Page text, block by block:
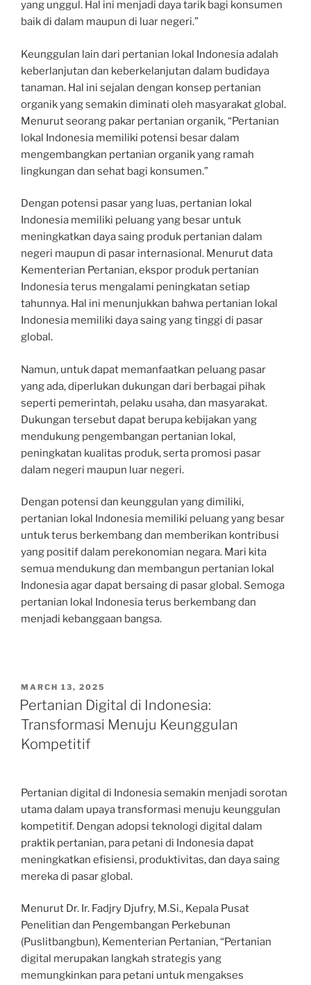
yang unggul. Hal ini menjadi daya tarik bagi konsumen
baik di dalam maupun di luar negeri.”
Keunggulan lain dari pertanian lokal Indonesia adalah
keberlanjutan dan keberkelanjutan dalam budidaya
tanaman. Hal ini sejalan dengan konsep pertanian
organik yang semakin diminati oleh masyarakat global.
Menurut seorang pakar pertanian organik, “Pertanian
lokal Indonesia memiliki potensi besar dalam
mengembangkan pertanian organik yang ramah
lingkungan dan sehat bagi konsumen.”
Dengan potensi pasar yang luas, pertanian lokal
Indonesia memiliki peluang yang besar untuk
meningkatkan daya saing produk pertanian dalam
negeri maupun di pasar internasional. Menurut data
Kementerian Pertanian, ekspor produk pertanian
Indonesia terus mengalami peningkatan setiap
tahunnya. Hal ini menunjukkan bahwa pertanian lokal
Indonesia memiliki daya saing yang tinggi di pasar
global.
Namun, untuk dapat memanfaatkan peluang pasar
yang ada, diperlukan dukungan dari berbagai pihak
seperti pemerintah, pelaku usaha, dan masyarakat.
Dukungan tersebut dapat berupa kebijakan yang
mendukung pengembangan pertanian lokal,
peningkatan kualitas produk, serta promosi pasar
dalam negeri maupun luar negeri.
Dengan potensi dan keunggulan yang dimiliki,
pertanian lokal Indonesia memiliki peluang yang besar
untuk terus berkembang dan memberikan kontribusi
yang positif dalam perekonomian negara. Mari kita
semua mendukung dan membangun pertanian lokal
Indonesia agar dapat bersaing di pasar global. Semoga
pertanian lokal Indonesia terus berkembang dan
menjadi kebanggaan bangsa.
POSTED
ON
MARCH 13, 2025
Pertanian Digital di Indonesia:
Transformasi Menuju Keunggulan
Kompetitif
Pertanian digital di Indonesia semakin menjadi sorotan
utama dalam upaya transformasi menuju keunggulan
kompetitif. Dengan adopsi teknologi digital dalam
praktik pertanian, para petani di Indonesia dapat
meningkatkan efisiensi, produktivitas, dan daya saing
mereka di pasar global.
Menurut Dr. Ir. Fadjry Djufry, M.Si., Kepala Pusat
Penelitian dan Pengembangan Perkebunan
(Puslitbangbun), Kementerian Pertanian, “Pertanian
digital merupakan langkah strategis yang
memungkinkan para petani untuk mengakses